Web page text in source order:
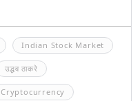
Indian Stock Market
उद्धव ठाकरे
Cryptocurrency